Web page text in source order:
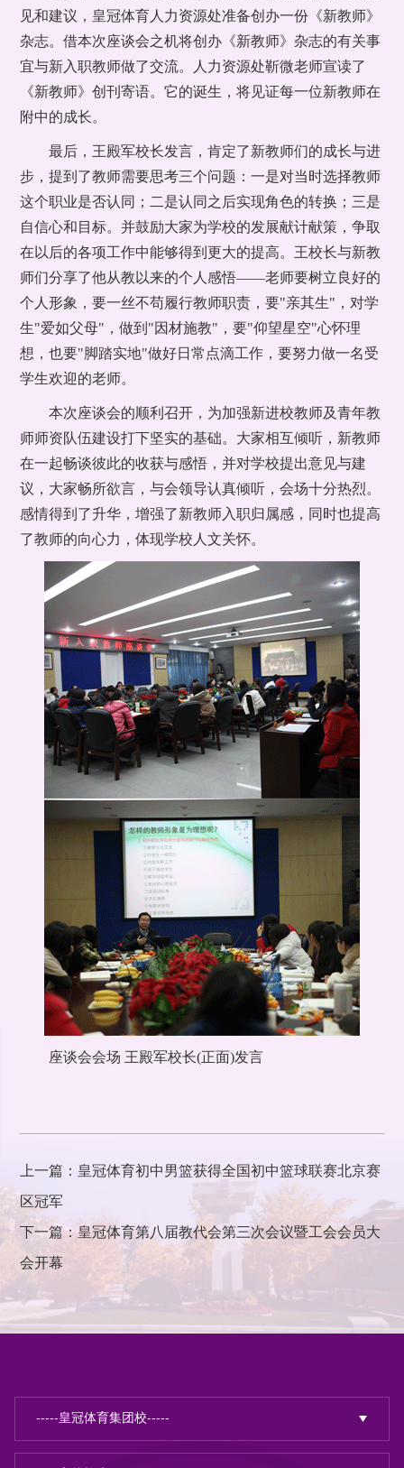
见和建议，皇冠体育人力资源处准备创办一份《新教师》
杂志。借本次座谈会之机将创办《新教师》杂志的有关事
宜与新入职教师做了交流。人力资源处靳微老师宣读了
《新教师》创刊寄语。它的诞生，将见证每一位新教师在
附中的成长。
最后，王殿军校长发言，肯定了新教师们的成长与进
步，提到了教师需要思考三个问题：一是对当时选择教师
这个职业是否认同；二是认同之后实现角色的转换；三是
自信心和目标。并鼓励大家为学校的发展献计献策，争取
在以后的各项工作中能够得到更大的提高。王校长与新教
师们分享了他从教以来的个人感悟——老师要树立良好的
个人形象，要一丝不苟履行教师职责，要"亲其生"，对学
生"爱如父母"，做到"因材施教"，要"仰望星空"心怀理
想，也要"脚踏实地"做好日常点滴工作，要努力做一名受
学生欢迎的老师。
本次座谈会的顺利召开，为加强新进校教师及青年教
师师资队伍建设打下坚实的基础。大家相互倾听，新教师
在一起畅谈彼此的收获与感悟，并对学校提出意见与建
议，大家畅所欲言，与会领导认真倾听，会场十分热烈。
感情得到了升华，增强了新教师入职归属感，同时也提高
了教师的向心力，体现学校人文关怀。
座谈会会场 王殿军校长(正面)发言
上一篇：皇冠体育初中男篮获得全国初中篮球联赛北京赛
区冠军
下一篇：皇冠体育第八届教代会第三次会议暨工会会员大
会开幕